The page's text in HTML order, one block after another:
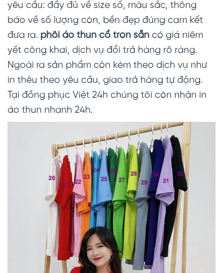
yêu cầu: đầy đủ về size số, màu sắc, thông
báo về số lượng còn, bền đẹp đúng cam kết
đưa ra. phôi áo thun cổ tròn sẵn có giá niêm
yết công khai, dịch vụ đổi trả hàng rõ ràng.
Ngoài ra sản phẩm còn kèm theo dịch vụ như
in thêu theo yêu cầu, giao trả hàng tự động.
Tại đồng phục Việt 24h chúng tôi còn nhận in
áo thun nhanh 24h.